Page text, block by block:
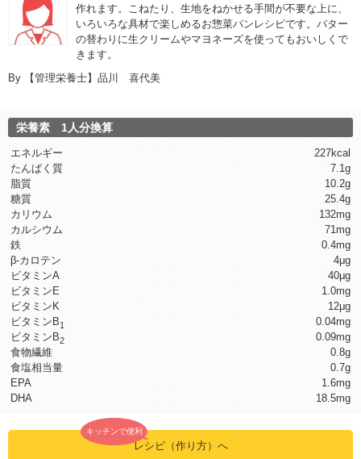
作れます。こねたり、生地をねかせる手間が不要な上に、
いろいろな具材で楽しめるお惣菜パンレシピです。バター
の替わりに生クリームやマヨネーズを使ってもおいしくで
きます。
By
【管理栄養士】品川 喜代美
栄養素 1人分換算
エネルギー
227kcal
たんぱく質
7.1g
脂質
10.2g
糖質
25.4g
カリウム
132mg
カルシウム
71mg
鉄
0.4mg
β-カロテン
4μg
ビタミンA
40μg
ビタミンE
1.0mg
ビタミンK
12μg
ビタミンB1
0.04mg
ビタミンB2
0.09mg
食物繊維
0.8g
食塩相当量
0.7g
EPA
1.6mg
DHA
18.5mg
キッチンで便利
レシピ（作り方）へ